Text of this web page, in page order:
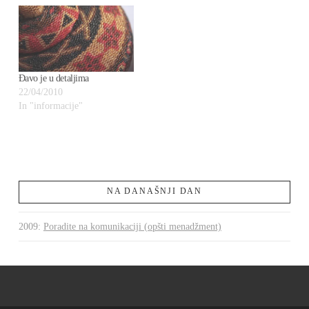
Đavo je u detaljima
22/04/2010
In "informacije"
NA DANAŠNJI DAN
2009: Poradite na komunikaciji (opšti menadžment)